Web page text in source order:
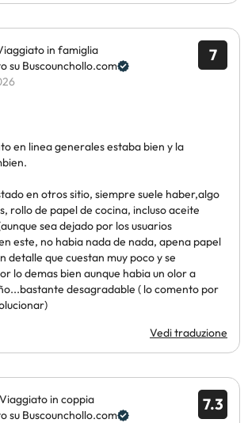
7
in famiglia
su Buscounchollo.com
en linea generales estaba bien y la
en otros sitio, siempre suele haber,algo
rollo de papel de cocina, incluso aceite
sea dejado por los usuarios
este, no habia nada de nada, apena papel
detalle que cuestan muy poco y se
lo demas bien aunque habia un olor a
desagradable ( lo comento por
Vedi traduzione
7.3
Viaggiato in coppia
su Buscounchollo.com